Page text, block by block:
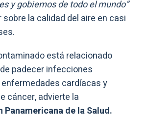
y gobiernos de todo el mundo”
la calidad del aire en casi
está relacionado
padecer infecciones
cardíacas y
cáncer, advierte la
Panamericana de la Salud.